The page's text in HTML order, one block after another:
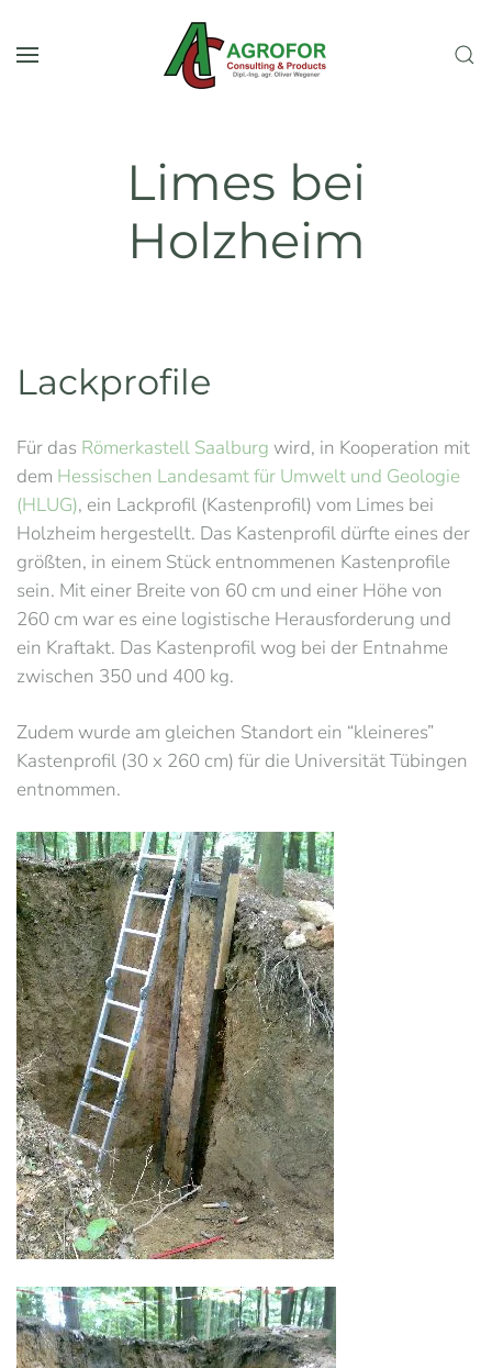
Zum Hauptinhalt springen
Limes bei
Holzheim
Lackprofile
Für das Römerkastell Saalburg wird, in Kooperation mit
dem Hessischen Landesamt für Umwelt und Geologie
(HLUG), ein Lackprofil (Kastenprofil) vom Limes bei
Holzheim hergestellt. Das Kastenprofil dürfte eines der
größten, in einem Stück entnommenen Kastenprofile
sein. Mit einer Breite von 60 cm und einer Höhe von
260 cm war es eine logistische Herausforderung und
ein Kraftakt. Das Kastenprofil wog bei der Entnahme
zwischen 350 und 400 kg.
Zudem wurde am gleichen Standort ein “kleineres”
Kastenprofil (30 x 260 cm) für die Universität Tübingen
entnommen.